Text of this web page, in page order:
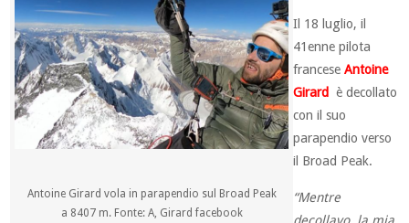
Antoine Girard vola in parapendio sul Broad Peak
a 8407 m. Fonte: A, Girard facebook
Il 18 luglio, il
41enne pilota
francese Antoine
Girard
è decollato
con il suo
parapendio verso
il Broad Peak.
“Mentre